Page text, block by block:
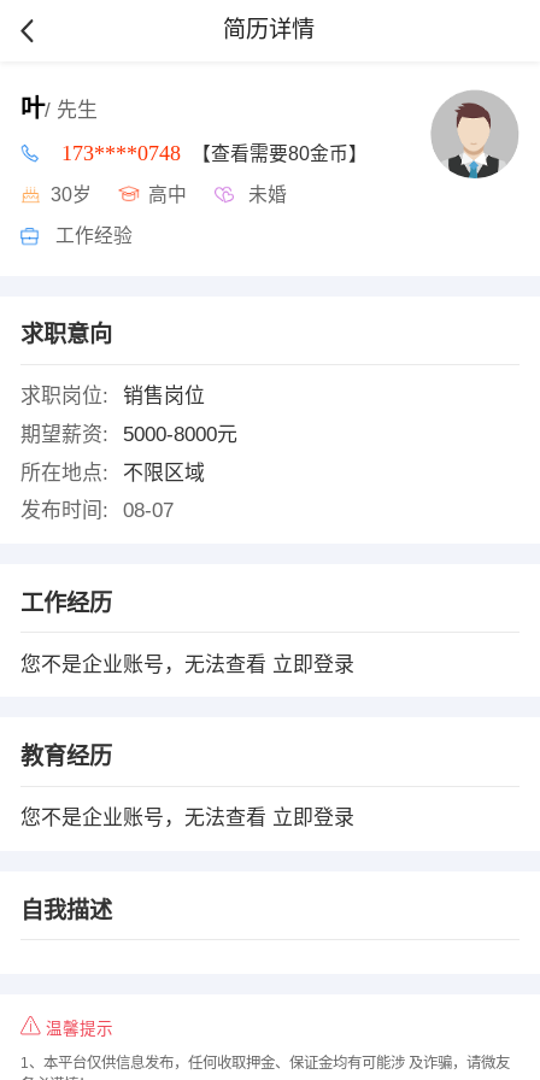
简历详情
叶/ 先生
173****0748 【查看需要80金币】
30岁 高中 未婚
工作经验
求职意向
求职岗位:
销售岗位
期望薪资:
5000-8000元
所在地点:
不限区域
发布时间:
08-07
工作经历
您不是企业账号，无法查看 立即登录
教育经历
您不是企业账号，无法查看 立即登录
自我描述
温馨提示
1、本平台仅供信息发布，任何收取押金、保证金均有可能涉 及诈骗，请微友